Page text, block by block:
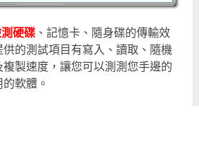
硬碟 、記憶卡、隨身碟的傳輸效
的測試項目有寫入、讀取、隨機
製速度，讓您可以測測您手邊的
軟體。